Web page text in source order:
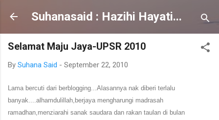
Skip to main content
Suhanasaid : Hazihi Hayati...
Selamat Maju Jaya-UPSR 2010
By Suhana Said - September 22, 2010
Lama bercuti dari berblogging...Alasannya nak diberi terlalu
banyak....alhamdulillah,berjaya mengharungi madrasah
ramadhan,menziarahi sanak saudara dan rakan taulan di bulan